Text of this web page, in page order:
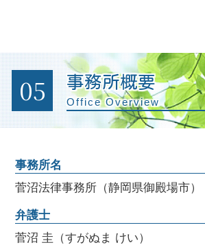
05 事務所概要
Office Overview
事務所名
菅沼法律事務所（静岡県御殿場市）
弁護士
菅沼 圭（すがぬま けい）